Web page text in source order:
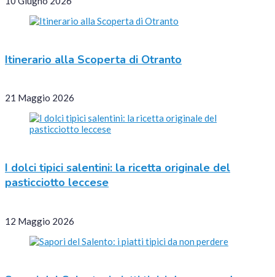
Itinerario alla Scoperta di Otranto
21 Maggio 2026
I dolci tipici salentini: la ricetta originale del
pasticciotto leccese
12 Maggio 2026